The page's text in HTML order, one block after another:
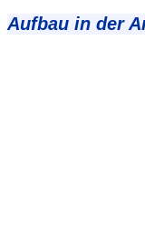
Aufbau in der